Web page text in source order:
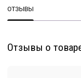
ОТЗЫВЫ
Отзывы о